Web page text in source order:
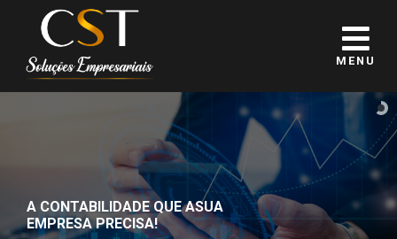
MENU
A CONTABILIDADE QUE ASUA
EMPRESA PRECISA!